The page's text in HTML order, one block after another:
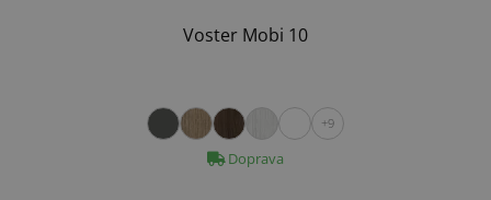
Voster Mobi 10
+9
Doprava